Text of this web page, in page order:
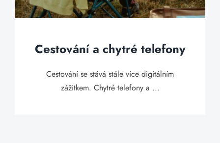
Cestování a chytré telefony
Cestování se stává stále více digitálním
zážitkem. Chytré telefony a ...